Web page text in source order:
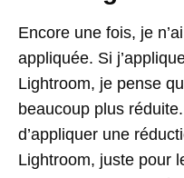
Encore une fois, je
appliquée. Si
Lightroom, je pense
beaucoup plus
d’appliquer une
Lightroom, juste pour